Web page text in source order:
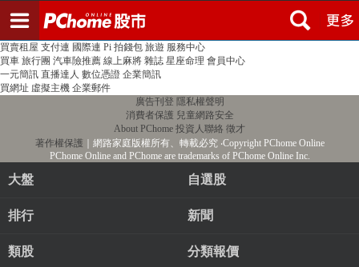
PChome首頁 線上購物 24h購物 書店
買賣租屋 支付連 國際連 Pi 拍錢包 旅遊 服務中心
買車 旅行團 汽車險推薦 線上麻將 雜誌 星座命理 會員中心
一元簡訊 直播達人 數位憑證 企業簡訊
買網址 虛擬主機 企業郵件
廣告刊登 隱私權聲明
消費者保護 兒童網路安全
About PChome 投資人聯絡 徵才
著作權保護 ｜網路家庭版權所有、轉載必究‧Copyright PChome Online
PChome Online and PChome are trademarks of PChome Online Inc.
大盤 自選股
排行 新聞
類股 分類報價